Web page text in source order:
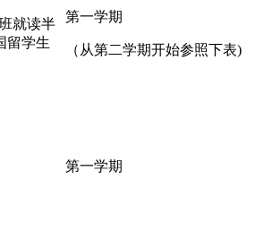
就读半
留学生
第一学期
（从第二学期开始参照下表)
第一学期